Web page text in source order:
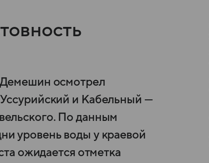
Демешин осмотрел
и Кабельный —
По данным
уровень воды у краевой
ожидается отметка